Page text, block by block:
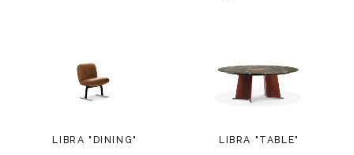
LIBRA "DINING" LIBRA "TABLE"